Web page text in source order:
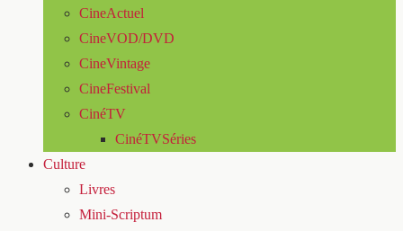
CineActuel
CineVOD/DVD
CineVintage
CineFestival
CinéTV
CinéTVSéries
Culture
Livres
Mini-Scriptum